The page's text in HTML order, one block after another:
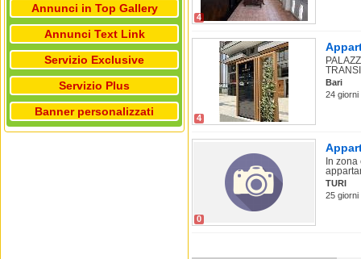
Annunci in Top Gallery
Annunci Text Link
Servizio Exclusive
Servizio Plus
Banner personalizzati
4
4
Bari
24 giorni
0
In
TURI
25 giorni